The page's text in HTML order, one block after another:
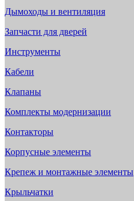
Дымоходы и вентиляция
Запчасти для дверей
Инструменты
Кабели
Клапаны
Комплекты модернизации
Контакторы
Корпусные элементы
Крепеж и монтажные элементы
Крыльчатки